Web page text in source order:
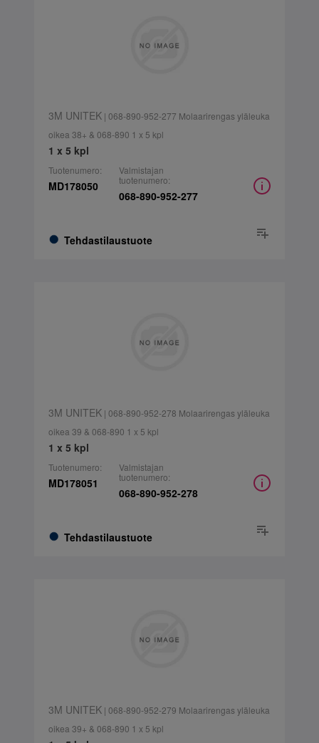
3M UNITEK| 068-890-952-277 Molaarirengas yläleuka
oikea 38+ & 068-890 1 x 5 kpl
1 x 5 kpl
Tuotenumero:
MD178050
Tehdastilaustuote
Valmistajan
tuotenumero:
068-890-952-277
3M UNITEK| 068-890-952-278 Molaarirengas yläleuka
oikea 39 & 068-890 1 x 5 kpl
1 x 5 kpl
Tuotenumero:
MD178051
Tehdastilaustuote
Valmistajan
tuotenumero:
068-890-952-278
3M UNITEK| 068-890-952-279 Molaarirengas yläleuka
oikea 39+ & 068-890 1 x 5 kpl